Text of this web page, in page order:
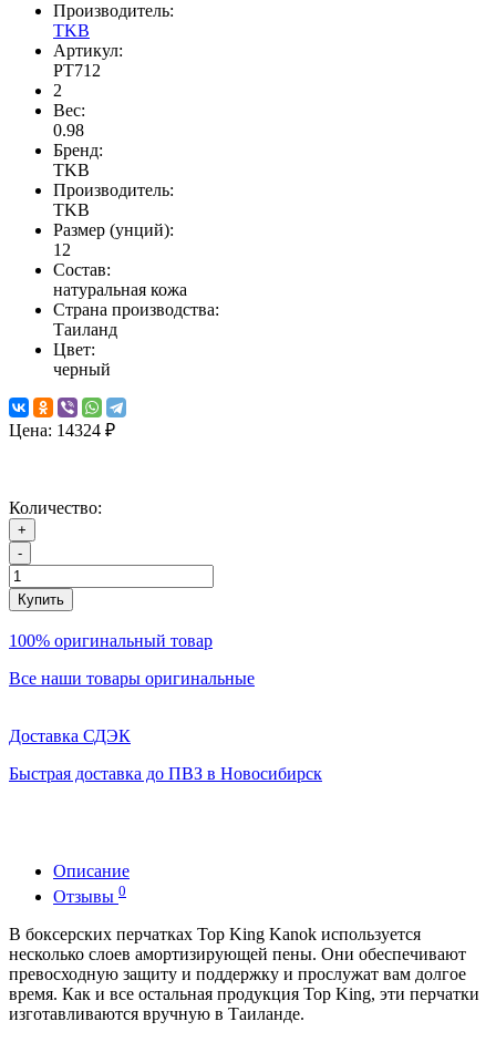
Производитель:
TKB
Артикул:
PT712
2
Вес:
0.98
Бренд:
TKB
Производитель:
TKB
Размер (унций):
12
Состав:
натуральная кожа
Страна производства:
Таиланд
Цвет:
черный
Цена: 14324 ₽
Количество:
+
-
Купить
100% оригинальный товар
Все наши товары оригинальные
Доставка СДЭК
Быстрая доставка до ПВЗ в Новосибирск
Описание
Отзывы 0
В боксерских перчатках Top King Kanok используется
несколько слоев амортизирующей пены. Они обеспечивают
превосходную защиту и поддержку и прослужат вам долгое
время. Как и все остальная продукция Top King, эти перчатки
изготавливаются вручную в Таиланде.